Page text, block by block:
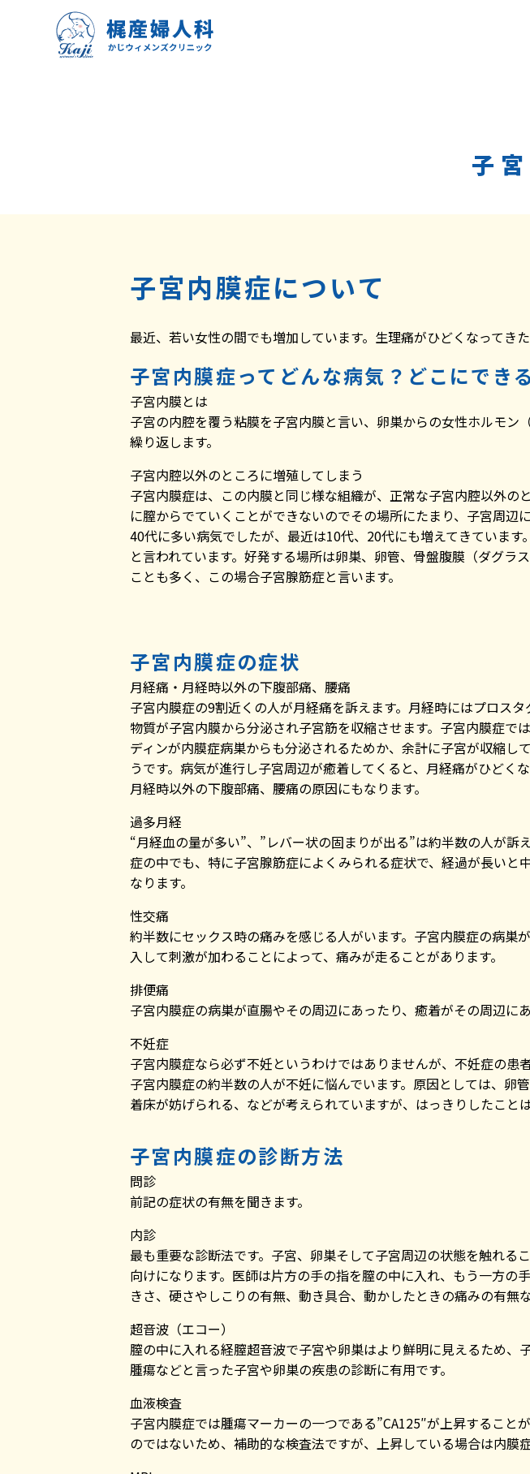
子
子宮内膜症について
最近、若い女性の間でも増加しています。生理痛がひどくなってき
子宮内膜症ってどんな病気？どこにでき
子宮内膜とは
子宮の内腔を覆う粘膜を子宮内膜と言い、卵巣からの女性ホルモ
繰り返します。
子宮内腔以外のところに増殖してしまう
子宮内膜症は、この内膜と同じ様な組織が、正常な子宮内腔以外
に膣からでていくことができないのでその場所にたまり、子宮周辺
40代に多い病気でしたが、最近は10代、20代にも増えてきていま
と言われています。好発する場所は卵巣、卵管、骨盤腹膜（ダグ
ことも多く、この場合子宮腺筋症と言います。
子宮内膜症の症状
月経痛・月経時以外の下腹部痛、腰痛
子宮内膜症の9割近くの人が月経痛を訴えます。月経時にはプロスタ
物質が子宮内膜から分泌され子宮筋を収縮させます。子宮内膜症で
ディンが内膜症病巣からも分泌されるためか、余計に子宮が収縮し
うです。病気が進行し子宮周辺が癒着してくると、月経痛がひどく
月経時以外の下腹部痛、腰痛の原因にもなります。
過多月経
“月経血の量が多い”、”レバー状の固まりが出る”は約半数の人が訴
症の中でも、特に子宮腺筋症によくみられる症状で、経過が長いと
なります。
性交痛
約半数にセックス時の痛みを感じる人がいます。子宮内膜症の病
入して刺激が加わることによって、痛みが走ることがあります。
排便痛
子宮内膜症の病巣が直腸やその周辺にあったり、癒着がその周辺に
不妊症
子宮内膜症なら必ず不妊というわけではありませんが、不妊症の
子宮内膜症の約半数の人が不妊に悩んでいます。原因としては、
着床が妨げられる、などが考えられていますが、はっきりしたこと
子宮内膜症の診断方法
問診
前記の症状の有無を聞きます。
内診
最も重要な診断法です。子宮、卵巣そして子宮周辺の状態を触れる
向けになります。医師は片方の手の指を膣の中に入れ、もう一方の
きさ、硬さやしこりの有無、動き具合、動かしたときの痛みの有無
超音波（エコー）
膣の中に入れる経膣超音波で子宮や卵巣はより鮮明に見えるため、
腫瘍などと言った子宮や卵巣の疾患の診断に有用です。
血液検査
子宮内膜症では腫瘍マーカーの一つである”CA125″が上昇すること
のではないため、補助的な検査法ですが、上昇している場合は内膜